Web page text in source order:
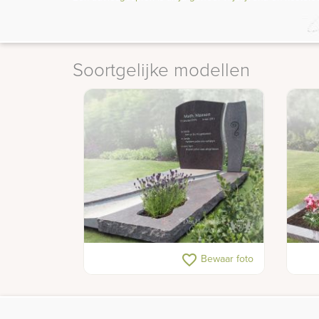
Soortgelijke modellen
Eenvoudig gedenkteken met ruwe
favorite_border Bewaar foto